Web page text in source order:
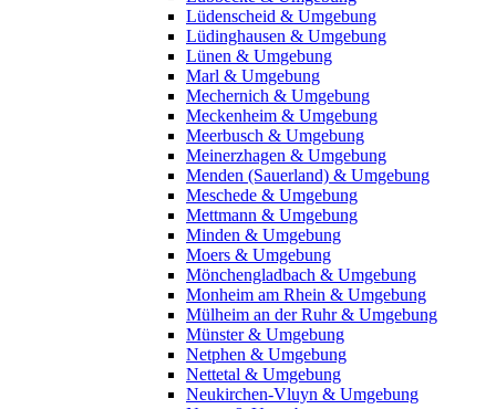
Lüdenscheid & Umgebung
Lüdinghausen & Umgebung
Lünen & Umgebung
Marl & Umgebung
Mechernich & Umgebung
Meckenheim & Umgebung
Meerbusch & Umgebung
Meinerzhagen & Umgebung
Menden (Sauerland) & Umgebung
Meschede & Umgebung
Mettmann & Umgebung
Minden & Umgebung
Moers & Umgebung
Mönchengladbach & Umgebung
Monheim am Rhein & Umgebung
Mülheim an der Ruhr & Umgebung
Münster & Umgebung
Netphen & Umgebung
Nettetal & Umgebung
Neukirchen-Vluyn & Umgebung